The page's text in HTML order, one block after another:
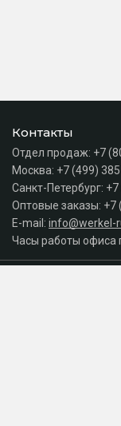
Контакты
Отдел продаж: +7
Москва: +7 (499)
Санкт-Петербург:
Оптовые заказы: +7
E-mail: info@werkel-
Часы работы офиса